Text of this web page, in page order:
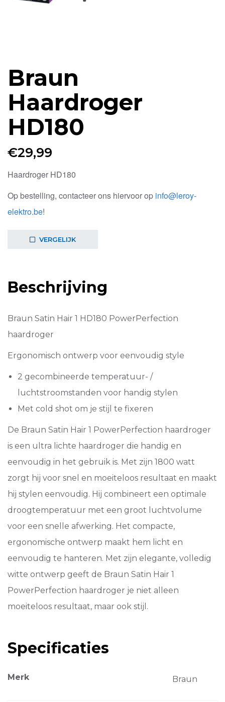
Braun
Haardroger
HD180
€29,99
Haardroger HD180
Op bestelling, contacteer ons hiervoor op info@leroy-
elektro.be!
VERGELIJK
Beschrijving
Braun Satin Hair 1 HD180 PowerPerfection
haardroger
Ergonomisch ontwerp voor eenvoudig style
2 gecombineerde temperatuur- /
luchtstroomstanden voor handig stylen
Met cold shot om je stijl te fixeren
De Braun Satin Hair 1 PowerPerfection haardroger
is een ultra lichte haardroger die handig en
eenvoudig in het gebruik is. Met zijn 1800 watt
zorgt hij voor snel en moeiteloos resultaat en maakt
hij stylen eenvoudig. Hij combineert een optimale
droogtemperatuur met een groot luchtvolume
voor een snelle afwerking. Het compacte,
ergonomische ontwerp maakt hem licht en
eenvoudig te hanteren. Met zijn elegante, volledig
witte ontwerp geeft de Braun Satin Hair 1
PowerPerfection haardroger je niet alleen
moeiteloos resultaat, maar ook stijl.
Specificaties
Merk Braun